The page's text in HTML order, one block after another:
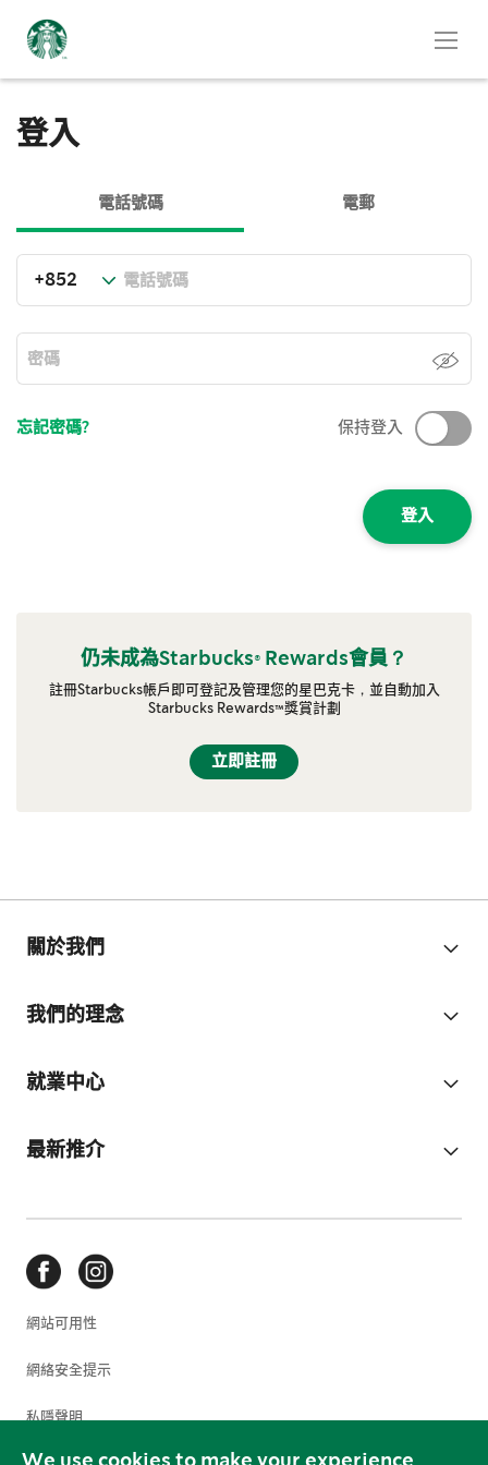
We use cookies to make your experience
登入
電話號碼 電郵
忘記密碼? 保持登入
登入
仍未成為Starbucks® Rewards會員？
註冊Starbucks帳戶即可登記及管理您的星巴克卡，並自動加入
Starbucks Rewards™獎賞計劃
立即註冊
關於我們
我們的理念
就業中心
最新推介
網站可用性
網絡安全提示
私隱聲明